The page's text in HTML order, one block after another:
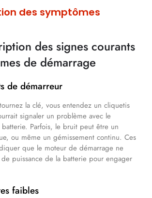
des symptômes
des signes courants
de démarrage
de démarreur
la clé, vous entendez un cliquetis
signaler un problème avec le
Parfois, le bruit peut être un
ou même un gémissement continu. Ces
que le moteur de démarrage ne
de puissance de la batterie pour engager
faibles